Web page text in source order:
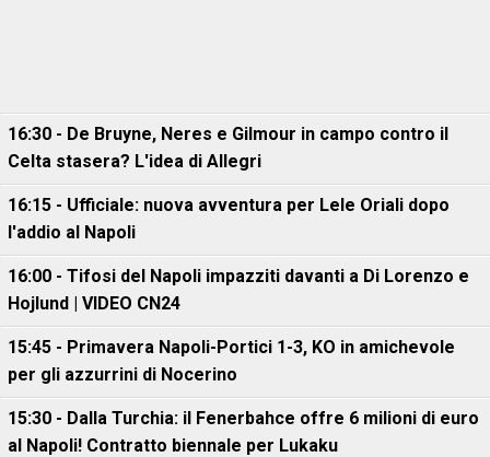
16:30 - De Bruyne, Neres e Gilmour in campo contro il
Celta stasera? L'idea di Allegri
16:15 - Ufficiale: nuova avventura per Lele Oriali dopo
l'addio al Napoli
16:00 - Tifosi del Napoli impazziti davanti a Di Lorenzo e
Hojlund | VIDEO CN24
15:45 - Primavera Napoli-Portici 1-3, KO in amichevole
per gli azzurrini di Nocerino
15:30 - Dalla Turchia: il Fenerbahce offre 6 milioni di euro
al Napoli! Contratto biennale per Lukaku